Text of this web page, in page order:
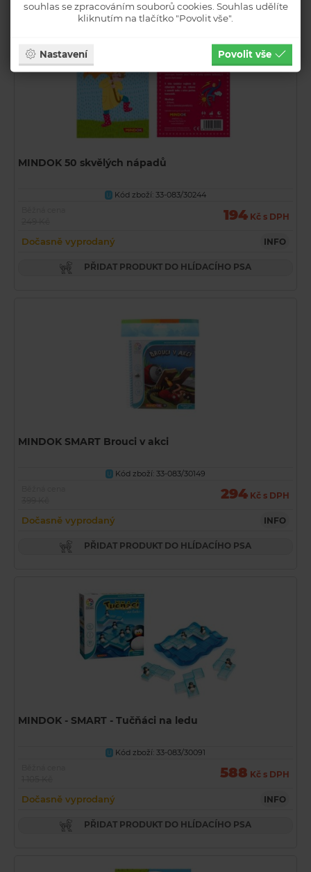
souhlas se zpracováním souborů cookies. Souhlas udělíte
kliknutím na tlačítko "Povolit vše".
Nastavení Povolit vše
MINDOK 50 skvělých nápadů
U
Kód zboží: 33-083/30244
194 Kč s DPH
Dočasně vyprodaný INFO
PŘIDAT PRODUKT DO HLÍDACÍHO PSA
MINDOK SMART Brouci v akci
U
Kód zboží: 33-083/30149
294 Kč s DPH
Dočasně vyprodaný INFO
PŘIDAT PRODUKT DO HLÍDACÍHO PSA
MINDOK - SMART - Tučňáci na ledu
U
Kód zboží: 33-083/30091
588 Kč s DPH
Dočasně vyprodaný INFO
PŘIDAT PRODUKT DO HLÍDACÍHO PSA